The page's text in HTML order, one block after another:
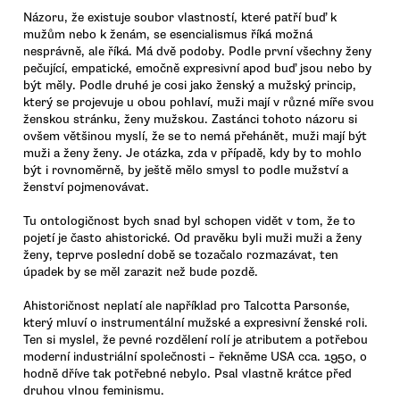
Názoru, že existuje soubor vlastností, které patří buď k
mužům nebo k ženám, se esencialismus říká možná
nesprávně, ale říká. Má dvě podoby. Podle první všechny ženy
pečující, empatické, emočně expresivní apod buď jsou nebo by
být měly. Podle druhé je cosi jako ženský a mužský princip,
který se projevuje u obou pohlaví, muži mají v různé míře svou
ženskou stránku, ženy mužskou. Zastánci tohoto názoru si
ovšem většinou myslí, že se to nemá přehánět, muži mají být
muži a ženy ženy. Je otázka, zda v případě, kdy by to mohlo
být i rovnoměrně, by ještě mělo smysl to podle mužství a
ženství pojmenovávat.
Tu ontologičnost bych snad byl schopen vidět v tom, že to
pojetí je často ahistorické. Od pravěku byli muži muži a ženy
ženy, teprve poslední době se tozačalo rozmazávat, ten
úpadek by se měl zarazit než bude pozdě.
Ahistoričnost neplatí ale například pro Talcotta Parsonśe,
který mluví o instrumentální mužské a expresivní ženské roli.
Ten si myslel, že pevné rozdělení rolí je atributem a potřebou
moderní industriální společnosti – řekněme USA cca. 1950, o
hodně dříve tak potřebné nebylo. Psal vlastně krátce před
druhou vlnou feminismu.